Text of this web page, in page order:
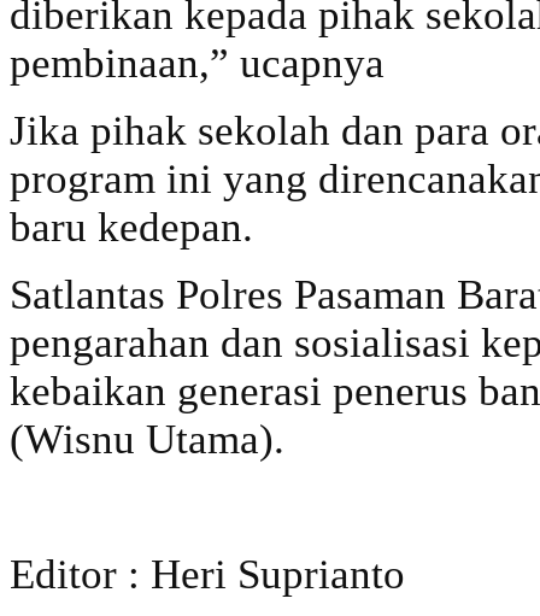
diberikan kepada pihak
pembinaan,” ucapnya
Jika pihak sekolah dan para
program ini yang
baru kedepan.
Satlantas Polres Pasaman
pengarahan dan sosialisasi
kebaikan generasi penerus
(Wisnu Utama).
Editor : Heri Suprianto